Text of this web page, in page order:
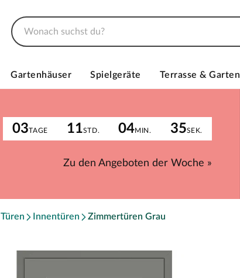
Gartenhäuser Spielgeräte Terrasse & Garten
03TAGE 11STD. 04MIN. 35SEK.
Zu den Angeboten der Woche »
Türen Innentüren Zimmertüren Grau